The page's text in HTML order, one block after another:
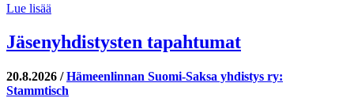
Lue lisää
Jäsenyhdistysten tapahtumat
20.8.2026 / Hämeenlinnan Suomi-Saksa yhdistys ry:
Stammtisch